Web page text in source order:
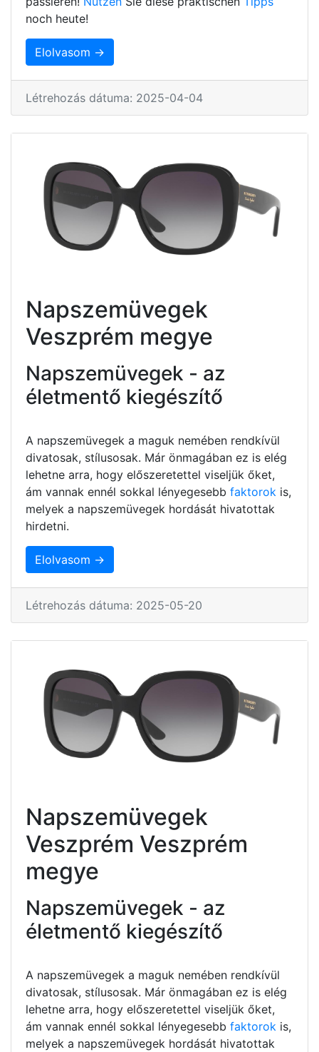
noch heute!
Elolvasom →
Létrehozás dátuma: 2025-04-04
Napszemüvegek
Veszprém megye
Napszemüvegek - az
életmentő kiegészítő
A napszemüvegek a maguk nemében rendkívül
divatosak, stílusosak. Már önmagában ez is elég
lehetne arra, hogy előszeretettel viseljük őket,
ám vannak ennél sokkal lényegesebb faktorok is,
melyek a napszemüvegek hordását hivatottak
hirdetni.
Elolvasom →
Létrehozás dátuma: 2025-05-20
Napszemüvegek
Veszprém Veszprém
megye
Napszemüvegek - az
életmentő kiegészítő
A napszemüvegek a maguk nemében rendkívül
divatosak, stílusosak. Már önmagában ez is elég
lehetne arra, hogy előszeretettel viseljük őket,
ám vannak ennél sokkal lényegesebb faktorok is,
melyek a napszemüvegek hordását hivatottak